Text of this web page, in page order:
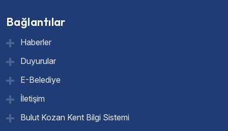
Bağlantılar
Haberler
Duyurular
E-Belediye
İletişim
Bulut Kozan Kent Bilgi Sistemi